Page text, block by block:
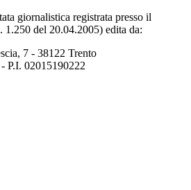
giornalistica registrata presso il
1.250 del 20.04.2005) edita da:
7 - 38122 Trento
P.I. 02015190222